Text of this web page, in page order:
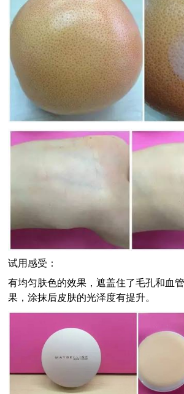
试用感受：
有均匀肤色的效果，遮盖住了毛孔和血
果，涂抹后皮肤的光泽度有提升。